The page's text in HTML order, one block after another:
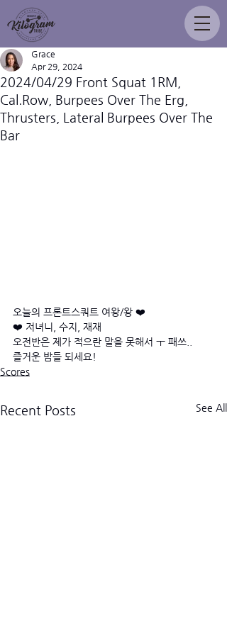
2024/04/29 Front Squat 1RM,
Cal.Row, Burpees Over The Erg,
Thrusters, Lateral Burpees Over The
Bar
Grace
Apr 29, 2024
오늘의 프론트스쿼트 여왕/왕 ❤️
❤️ 저녀니, 수지, 재재
오전반은 제가 적으란 말을 못해서 ㅜ 패쓰..
즐거운 밤들 되세요!
Scores
Recent Posts See All